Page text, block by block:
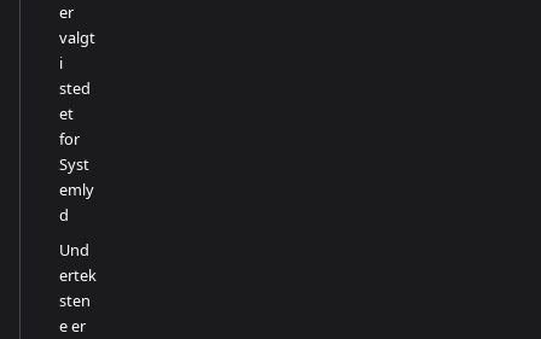
er
valgt
i
sted
et
for
Syst
emly
d
Und
ertek
sten
e er